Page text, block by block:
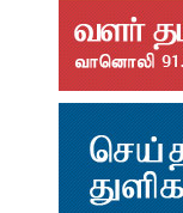
Jul
31
Jul
31
தமிழ்க்கலை